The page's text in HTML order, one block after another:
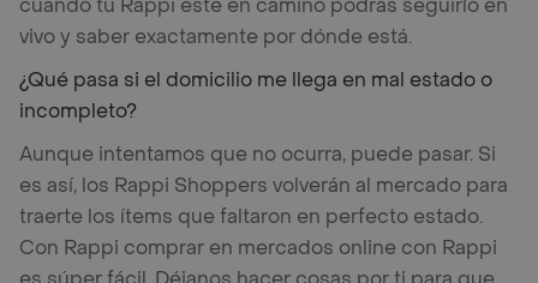
cuando tu Rappi esté en camino podrás seguirlo en
vivo y saber exactamente por dónde está.
¿Qué pasa si el domicilio me llega en mal estado o
incompleto?
Aunque intentamos que no ocurra, puede pasar. Si
es así, los Rappi Shoppers volverán al mercado para
traerte los ítems que faltaron en perfecto estado.
Con Rappi comprar en mercados online con Rappi